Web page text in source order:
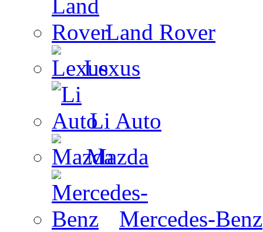
Land Rover
Lexus
Li Auto
Mazda
Mercedes-Benz